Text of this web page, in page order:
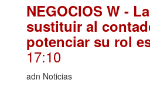
NEGOCIOS W -
sustituir al
potenciar su rol
17:10
adn Noticias